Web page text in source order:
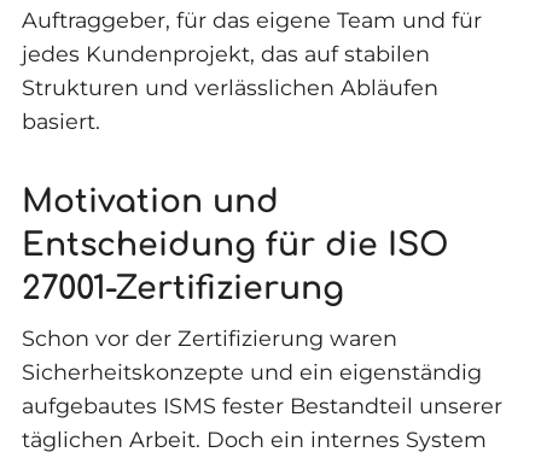
Auftraggeber, für das eigene Team und für
jedes Kundenprojekt, das auf stabilen
Strukturen und verlässlichen Abläufen
basiert.
Motivation und
Entscheidung für die ISO
27001-Zertifizierung
Schon vor der Zertifizierung waren
Sicherheitskonzepte und ein eigenständig
aufgebautes ISMS fester Bestandteil unserer
täglichen Arbeit. Doch ein internes System